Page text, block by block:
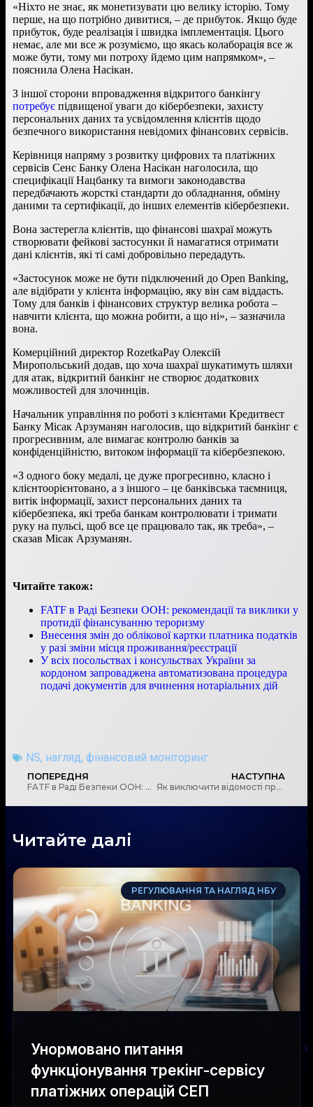
«Ніхто не знає, як монетизувати цю велику історію. Тому
перше, на що потрібно дивитися, – де прибуток. Якщо буде
прибуток, буде реалізація і швидка імплементація. Цього
немає, але ми все ж розуміємо, що якась колаборація все ж
може бути, тому ми потроху йдемо цим напрямком», –
пояснила Олена Насікан.
З іншої сторони впровадження відкритого банкінгу
потребує підвищеної уваги до кібербезпеки, захисту
персональних даних та усвідомлення клієнтів щодо
безпечного використання невідомих фінансових сервісів.
Керівниця напряму з розвитку цифрових та платіжних
сервісів Сенс Банку Олена Насікан наголосила, що
специфікації Нацбанку та вимоги законодавства
передбачають жорсткі стандарти до обладнання, обміну
даними та сертифікації, до інших елементів кібербезпеки.
Вона застерегла клієнтів, що фінансові шахраї можуть
створювати фейкові застосунки й намагатися отримати
дані клієнтів, які ті самі добровільно передадуть.
«Застосунок може не бути підключений до Open Banking,
але відібрати у клієнта інформацію, яку він сам віддасть.
Тому для банків і фінансових структур велика робота –
навчити клієнта, що можна робити, а що ні», – зазначила
вона.
Комерційний директор RozetkaPay Олексій
Миропольський додав, що хоча шахраї шукатимуть шляхи
для атак, відкритий банкінг не створює додаткових
можливостей для злочинців.
Начальник управління по роботі з клієнтами Кредитвест
Банку Місак Арзуманян наголосив, що відкритий банкінг є
прогресивним, але вимагає контролю банків за
конфіденційністю, витоком інформації та кібербезпекою.
«З одного боку медалі, це дуже прогресивно, класно і
клієнтоорієнтовано, а з іншого – це банківська таємниця,
витік інформації, захист персональних даних та
кібербезпека, які треба банкам контролювати і тримати
руку на пульсі, щоб все це працювало так, як треба», –
сказав Місак Арзуманян.
Читайте також:
FATF в Раді Безпеки ООН: рекомендації та виклики у
протидії фінансуванню тероризму
Внесення змін до облікової картки платника податків
у разі зміни місця проживання/реєстрації
У всіх посольствах і консульствах України за
кордоном запроваджена автоматизована процедура
подачі документів для вчинення нотаріальних дій
NS, нагляд, фінансовий моніторинг
ПОПЕРЕДНЯ
FATF в Раді Безпеки ООН: рекомендації та виклики у протидії фінансуванню тероризму
НАСТУПНА
Як виключити відомості про засновників громадського об’єднання
Читайте далі
РЕГУЛЮВАННЯ ТА НАГЛЯД НБУ
Унормовано питання
функціонування трекінг-сервісу
платіжних операцій СЕП